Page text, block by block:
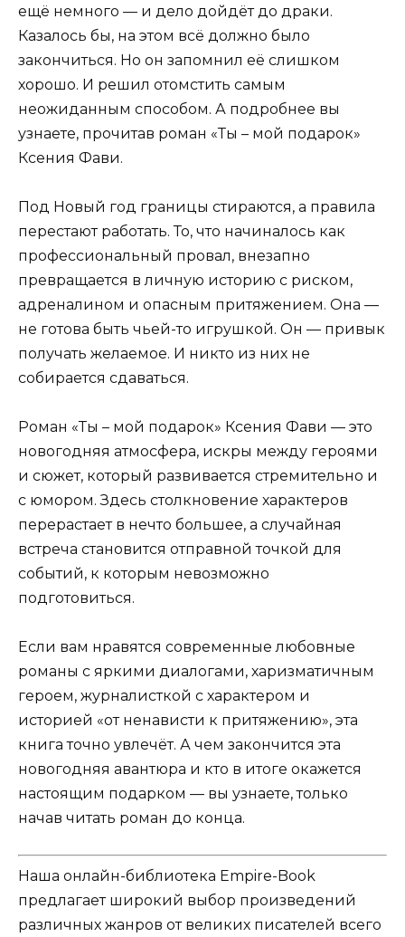
ещё немного — и дело дойдёт до драки.
Казалось бы, на этом всё должно было
закончиться. Но он запомнил её слишком
хорошо. И решил отомстить самым
неожиданным способом. А подробнее вы
узнаете, прочитав роман «Ты – мой подарок»
Ксения Фави.
Под Новый год границы стираются, а правила
перестают работать. То, что начиналось как
профессиональный провал, внезапно
превращается в личную историю с риском,
адреналином и опасным притяжением. Она —
не готова быть чьей-то игрушкой. Он — привык
получать желаемое. И никто из них не
собирается сдаваться.
Роман «Ты – мой подарок» Ксения Фави — это
новогодняя атмосфера, искры между героями
и сюжет, который развивается стремительно и
с юмором. Здесь столкновение характеров
перерастает в нечто большее, а случайная
встреча становится отправной точкой для
событий, к которым невозможно
подготовиться.
Если вам нравятся современные любовные
романы с яркими диалогами, харизматичным
героем, журналисткой с характером и
историей «от ненависти к притяжению», эта
книга точно увлечёт. А чем закончится эта
новогодняя авантюра и кто в итоге окажется
настоящим подарком — вы узнаете, только
начав читать роман до конца.
Наша онлайн-библиотека Empire-Book
предлагает широкий выбор произведений
различных жанров от великих писателей всего